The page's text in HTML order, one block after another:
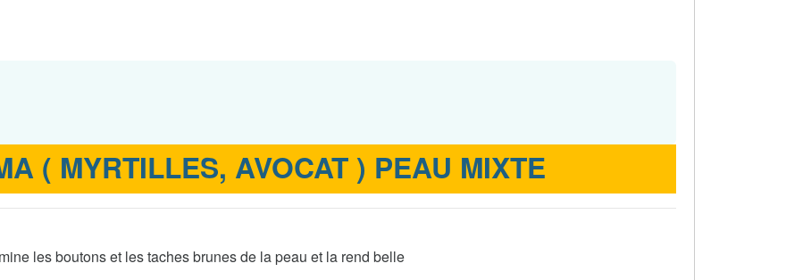
( MYRTILLES, AVOCAT ) PEAU MIXTE
les boutons et les taches brunes de la peau et la rend belle